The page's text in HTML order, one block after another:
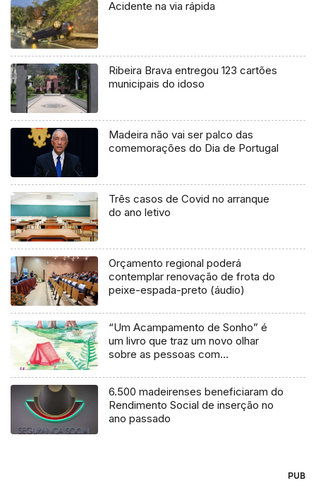
Acidente na via rápida
Ribeira Brava entregou 123 cartões
municipais do idoso
Madeira não vai ser palco das
comemorações do Dia de Portugal
Três casos de Covid no arranque
do ano letivo
Orçamento regional poderá
contemplar renovação de frota do
peixe-espada-preto (áudio)
“Um Acampamento de Sonho” é
um livro que traz um novo olhar
sobre as pessoas com
6.500 madeirenses beneficiaram do
Rendimento Social de inserção no
ano passado
PUB